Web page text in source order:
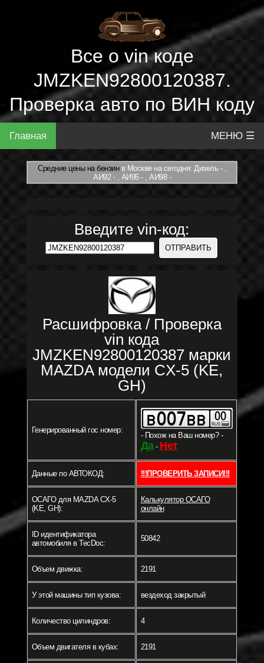
Все о vin коде
JMZKEN92800120387.
Проверка авто по ВИН коду
Главная МЕНЮ ☰
Средние цены на бензинв Москве на сегодня: Дизель - ,
АИ92 - , АИ95 - , АИ98 -
Введите vin-код:
Расшифровка / Проверка
vin кода
JMZKEN92800120387 марки
MAZDA модели CX-5 (KE,
GH)
Генерированный гос номер:
- Похож на Ваш номер? -
Да- Нет
Данные по АВТОКОД: !!!ПРОВЕРИТЬ ЗАПИСИ!!!
ОСАГО для MAZDA CX-5
(KE, GH):
Калькулятор ОСАГО
онлайн
ID идентификатора
автомобиля в TecDoc:
50842
Объем движка: 2191
У этой машины тип кузова: вездеход закрытый
Количество цилиндров: 4
Объем двигателя в кубах: 2191